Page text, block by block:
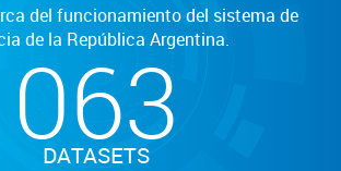
del funcionamiento del sistema de
de la República Argentina.
063
DATASETS